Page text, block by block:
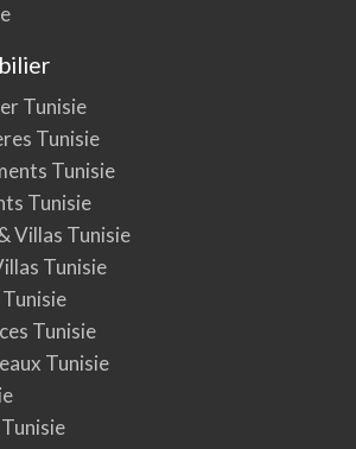
Tunisie
Tunisie
Tunisie
Tunisie
Villas Tunisie
Tunisie
Tunisie
Tunisie